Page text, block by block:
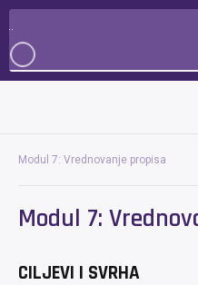
Modul 7: Vrednovanje propisa
Modul 7:
CILJEVI I SVRHA